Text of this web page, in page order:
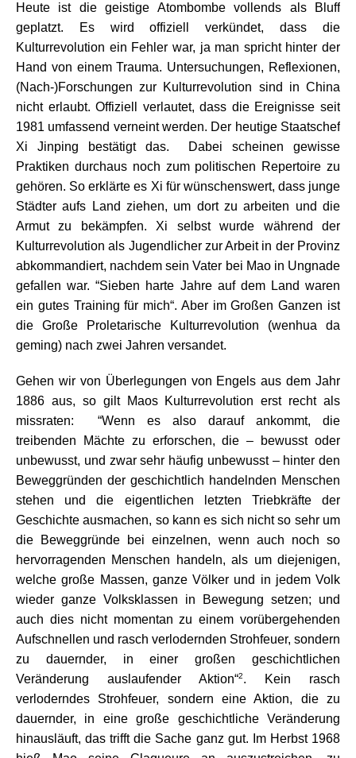
Heute ist die geistige Atombombe vollends als Bluff
geplatzt. Es wird offiziell verkündet, dass die
Kulturrevolution ein Fehler war, ja man spricht hinter der
Hand von einem Trauma. Untersuchungen, Reflexionen,
(Nach-)Forschungen zur Kulturrevolution sind in China
nicht erlaubt. Offiziell verlautet, dass die Ereignisse seit
1981 umfassend verneint werden. Der ­heutige Staatschef
Xi Jinping bestätigt das. Dabei scheinen gewisse
Praktiken durchaus noch zum politischen Repertoire zu
gehören. So erklärte es Xi für wünschenswert, dass junge
Städter aufs Land ziehen, um dort zu arbeiten und die
Armut zu bekämpfen. Xi selbst wurde während der
Kulturrevolution als Jugendlicher zur Arbeit in der Provinz
abkommandiert, nachdem sein Vater bei Mao in Ungnade
gefallen war. “Sieben harte Jahre auf dem Land waren
ein gutes Training für mich“. Aber im Großen Ganzen ist
die Große Proletarische Kulturrevolution (wenhua da
geming) nach zwei Jahren versandet.
Gehen wir von Überlegungen von Engels aus dem Jahr
1886 aus, so gilt Maos Kulturrevolution erst recht als
missraten: “Wenn es also darauf ankommt, die
treibenden Mächte zu erforschen, die – bewusst oder
unbewusst, und zwar sehr häufig unbewusst – hinter den
Beweggründen der geschichtlich handelnden Menschen
stehen und die eigentlichen letzten Triebkräfte der
Geschichte ausmachen, so kann es sich nicht so sehr um
die Beweggründe bei einzelnen, wenn auch noch so
hervorragenden Menschen handeln, als um diejenigen,
welche große Massen, ganze Völker und in jedem Volk
wieder ganze Volksklassen in Bewegung setzen; und
auch dies nicht momentan zu einem vorübergehenden
Aufschnellen und rasch verlodernden Strohfeuer, sondern
zu dauernder, in einer großen geschichtlichen
Veränderung auslaufender Aktion“2. Kein rasch
verloderndes Strohfeuer, sondern eine Aktion, die zu
dauernder, in eine große geschichtliche Veränderung
hinausläuft, das trifft die Sache ganz gut. Im Herbst 1968